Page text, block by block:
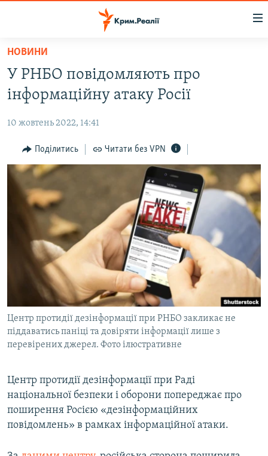
Перейти
основного
матеріалу
Перейти
до
навігації
Перейти
пошуку
ВОДА.КРИМ
ВІДЕО ТА ФОТО
ПОЛІТИКА
БЛОГИ
ПОГЛЯД
ІНТЕРВ'Ю
ВСЕ ЗА ДЕНЬ
СПЕЦПРОЕКТИ
ДЕПОРТАЦІЯ
ВІДЕОУРОКИ «ELIFBE»
СВІДЧЕННЯ ОКУПАЦІЇ
УКРАЇНСЬКА ПРОБЛЕМА КРИМУ
ІНФОГРАФІКА
ЯК ОБІЙТИ БЛОКУВАННЯ
Русский
Qırımtatar
ДОЛУЧАЙСЯ!
Усі сайти RFE/RL
НОВИНИ
У РНБО повідомляють про
інформаційну атаку Росії
10 жовтень 2022, 14:41
Поділитись Читати без VPN
Центр протидії дезінформації при РНБО закликає не
піддаватись паніці та довіряти інформації лише з
перевірених джерел. Фото ілюстративне
Центр протидії дезінформації при Раді
національної безпеки і оборони попереджає про
поширення Росією «дезінформаційних
повідомлень» в рамках інформаційної атаки.